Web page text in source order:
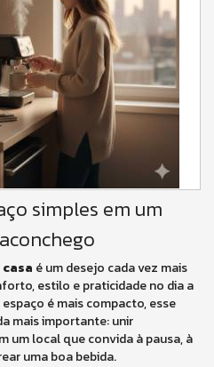
simples em um
é um desejo cada vez mais
estilo e praticidade no dia a
é mais compacto, esse
mais importante: unir
um local que convida à pausa, à
uma boa bebida.